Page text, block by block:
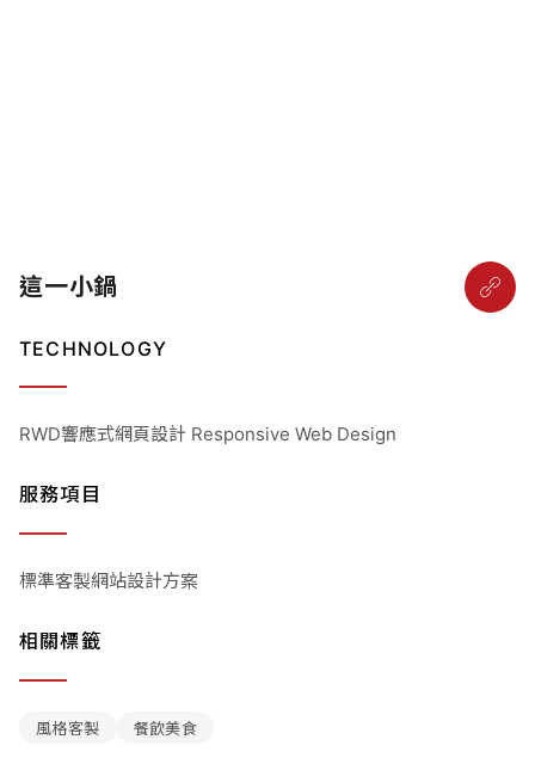
這一小鍋
TECHNOLOGY
RWD響應式網頁設計 Responsive Web Design
服務項目
標準客製網站設計方案
相關標籤
風格客製 餐飲美食